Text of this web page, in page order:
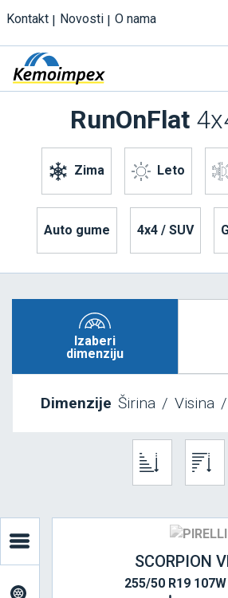
Kontakt Novosti O nama
Zima Leto
RunOnFlat
Auto gume 4x4 / SUV
Izaberi
dimenziju
Dimenzije Širina / Visina /
SCORPION
255/50 R19